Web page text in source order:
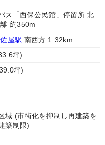
ス「西保公民館」停留所 北
約350m
佐屋駅 南西方 1.32km
坪)
坪)
域 (市街化を抑制し再建築を
築制限)